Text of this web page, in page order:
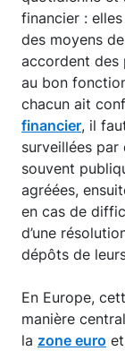
financier :
des moyens
accordent des
au bon
chacun ait
financier, il
surveillées
souvent
agréées,
en cas de
d’une
dépôts de
En Europe,
manière
la zone euro